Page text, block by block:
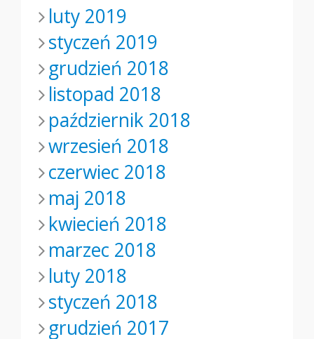
luty 2019
styczeń 2019
grudzień 2018
listopad 2018
październik 2018
wrzesień 2018
czerwiec 2018
maj 2018
kwiecień 2018
marzec 2018
luty 2018
styczeń 2018
grudzień 2017